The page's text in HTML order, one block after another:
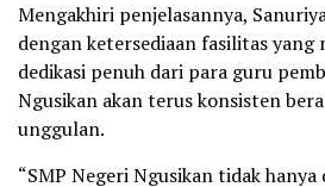
Mengakhiri penjelasannya,
dengan ketersediaan fasilitas yang
dedikasi penuh dari para guru
Ngusikan akan terus konsisten
unggulan.
“SMP Negeri Ngusikan tidak hanya